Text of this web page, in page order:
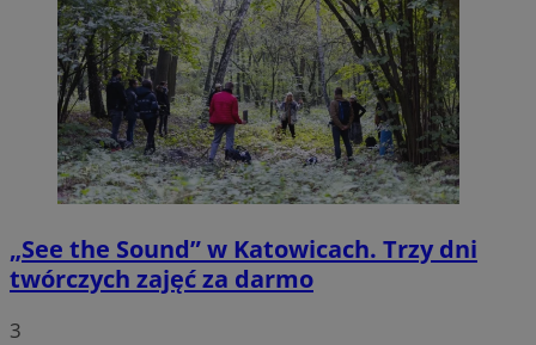
„See the Sound” w Katowicach. Trzy dni
twórczych zajęć za darmo
3